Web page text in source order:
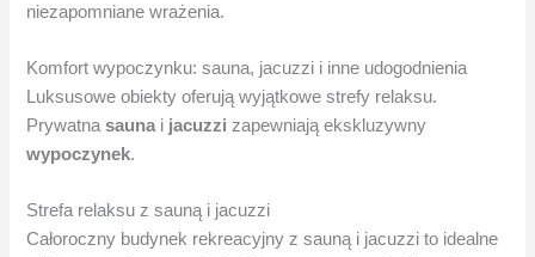
niezapomniane wrażenia.
Komfort wypoczynku: sauna, jacuzzi i inne udogodnienia
Luksusowe obiekty oferują wyjątkowe strefy relaksu.
Prywatnasauna i jacuzzi zapewniają ekskluzywny
wypoczynek.
Strefa relaksu z sauną i jacuzzi
Całoroczny budynek rekreacyjny z sauną i jacuzzi to idealne